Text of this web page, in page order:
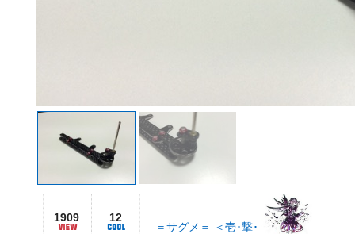
1909 12
＝サグメ＝ ＜壱･撃･